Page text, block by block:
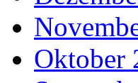
Oktober